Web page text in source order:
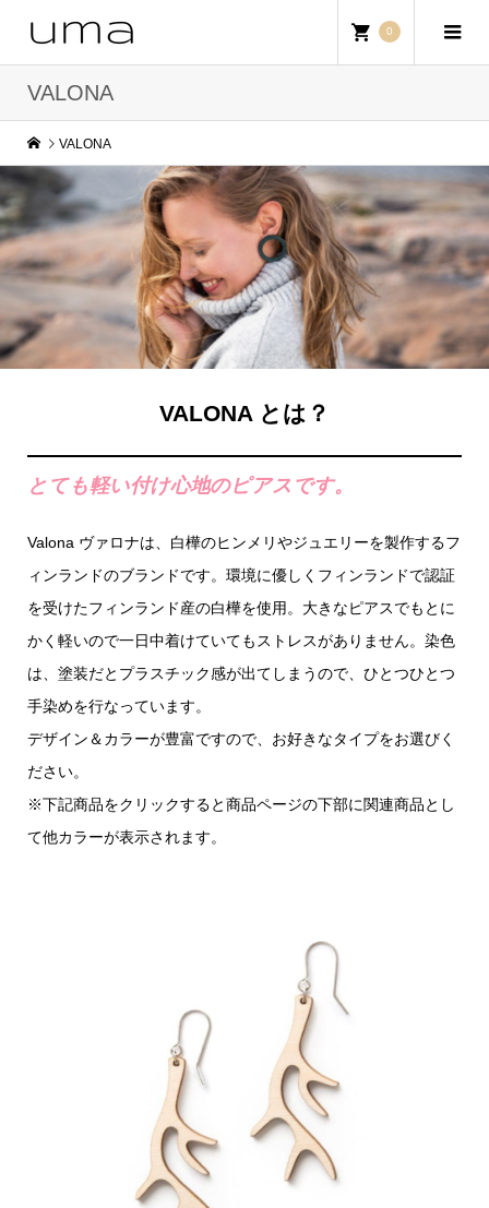
0
VALONA
VALONA
VALONA とは？
とても軽い付け心地のピアスです。
Valona ヴァロナは、白樺のヒンメリやジュエリーを製作するフ
ィンランドのブランドです。環境に優しくフィンランドで認証
を受けたフィンランド産の白樺を使用。大きなピアスでもとに
かく軽いので一日中着けていてもストレスがありません。染色
は、塗装だとプラスチック感が出てしまうので、ひとつひとつ
手染めを行なっています。
デザイン＆カラーが豊富ですので、お好きなタイプをお選びく
ださい。
※下記商品をクリックすると商品ページの下部に関連商品とし
て他カラーが表示されます。